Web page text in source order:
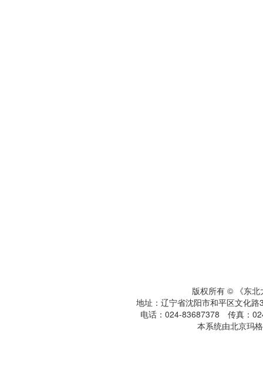
版权所有 © 《东北
地址：辽宁省沈阳市和平区文化
电话：024-83687378 传真：
本系统由北京玛